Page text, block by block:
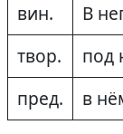
вин.
B
твор.
под
пред.
в